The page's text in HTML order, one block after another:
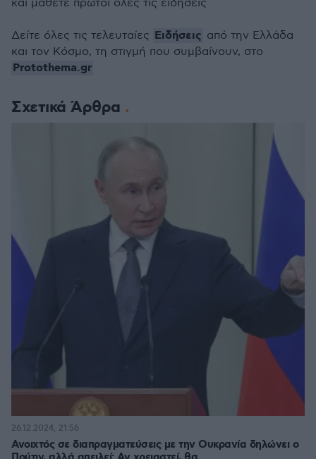
Σχετικά Άρθρα
Ανοιχτός σε διαπραγματεύσεις με την Ουκρανία δηλώνει ο
26.12.2024, 21:56
και μάθετε πρώτοι όλες τις ειδήσεις
Δείτε όλες τις τελευταίες Ειδήσεις από την Ελλάδα
και τον Κόσμο, τη στιγμή που συμβαίνουν, στο
Protothema.gr